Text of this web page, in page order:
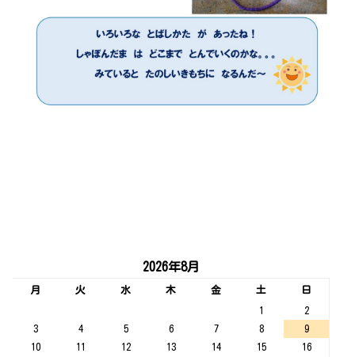
2026年8月
月 火 水 木 金 土
日
1
2
3
4 5 6 7 8
9
10
11 12 13 14 15
16